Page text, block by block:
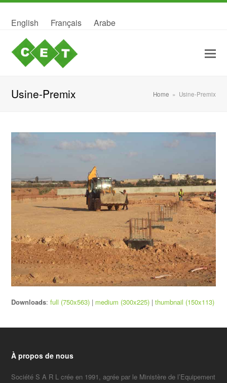
English Français Arabe
Usine-Premix Home » Usine-Premix
Downloads:full (750x563) | medium (300x225) |thumbnail (150x113)
À propos de nous
Société S A R L crée en 1991, agrée par le Ministère de l’Equipement